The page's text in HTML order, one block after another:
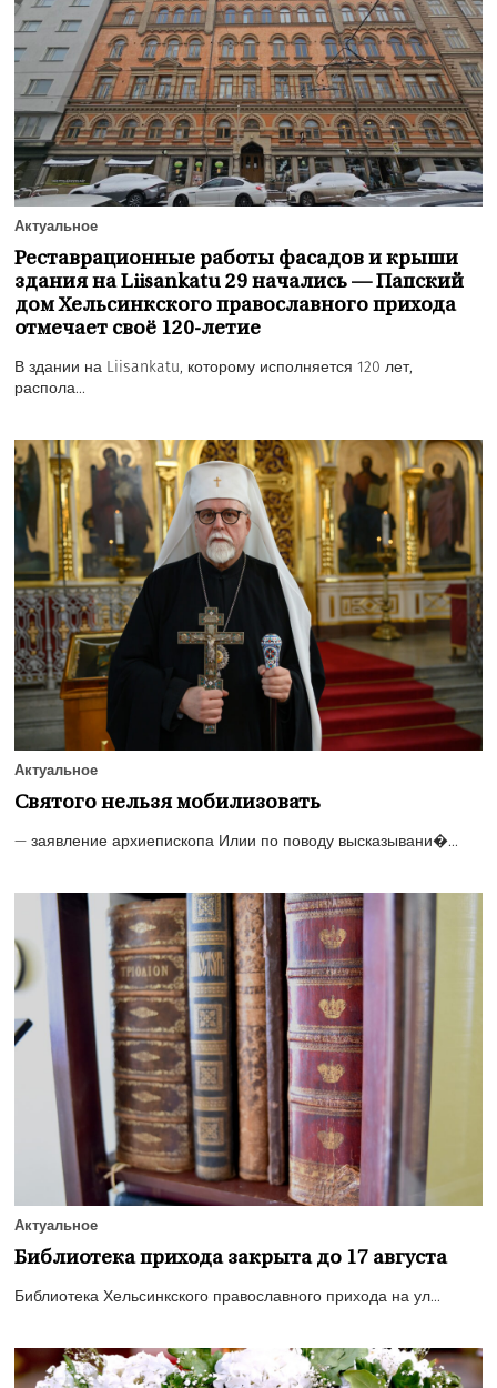
Актуальное
Реставрационные работы фасадов и крыши
здания на Liisankatu 29 начались — Папский
дом Хельсинкского православного прихода
отмечает своё 120-летие
В здании на Liisankatu, которому исполняется 120 лет,
распола...
Актуальное
Святого нельзя мобилизовать
— заявление архиепископа Илии по поводу высказывани�...
Актуальное
Библиотека прихода закрыта до 17 августа
Библиотека Хельсинкского православного прихода на ул...